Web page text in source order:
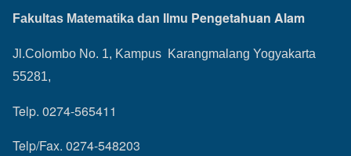
Fakultas Matematika dan Ilmu Pengetahuan Alam
Jl.Colombo No. 1, Kampus Karangmalang Yogyakarta
55281,
Telp. 0274-565411
Telp/Fax. 0274-548203